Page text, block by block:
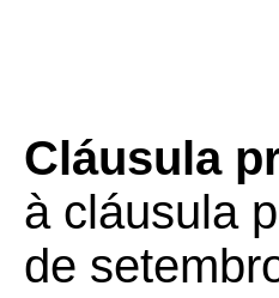
Cláusula
à cláusula
de